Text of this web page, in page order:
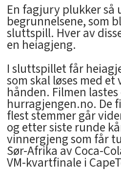
En fagjury plukker så
begrunnelsene, som
sluttspill. Hver av
en heiagjeng.
I sluttspillet får
som skal løses med
hånden. Filmen
hurragjengen.no. De
flest stemmer går
og etter siste runde
vinnergjeng som får
Sør-Afrika av Coca-
VM-kvartfinale i